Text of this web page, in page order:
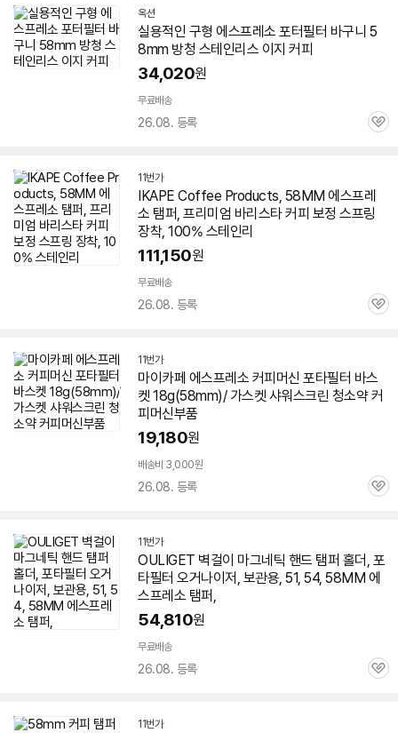
옥션
실용적인 구형 에스프레소 포터필터 바구니 5
8mm 방청 스테인리스 이지 커피
34,020원
무료배송
26.08. 등록
관
11번가
IKAPE Coffee Products, 58MM 에스프레
소 탬퍼, 프리미엄 바리스타 커피 보정 스프링
장착, 100% 스테인리
111,150원
무료배송
26.08. 등록
관
11번가
마이카페 에스프레소 커피머신 포타필터 바스
켓 18g(58mm)/ 가스켓 샤워스크린 청소약 커
피머신부품
19,180원
배송비 3,000원
26.08. 등록
관
11번가
OULIGET 벽걸이 마그네틱 핸드 탬퍼 홀더, 포
타필터 오거나이저, 보관용, 51, 54, 58MM 에
스프레소 탬퍼,
54,810원
무료배송
26.08. 등록
관
11번가